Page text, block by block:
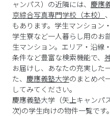
ャンパス）の近隣には、 慶應
京綜合写真専門学校（本校） 、
もあります。学生マンション
学生寮など一人暮らし用のお
生マンション。エリア・沿線
条件など豊富な検索機能で、
お届けし、あなたの充実した
た、 慶應義塾大学のまとめペ
してみてください。
慶應義塾大学 （矢上キャンパ
次)の学生向けの物件一覧です。